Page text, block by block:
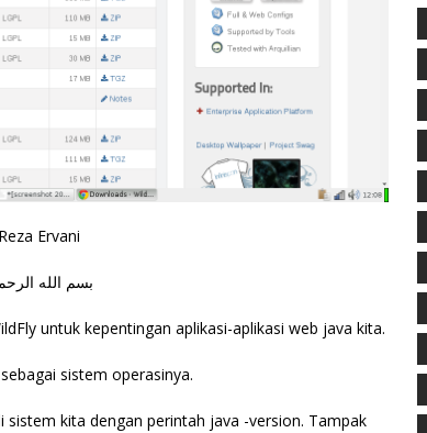
Ervani
بسم الله
untuk kepentingan aplikasi-aplikasi web java kita.
sistem operasinya.
kita dengan perintah java -version. Tampak